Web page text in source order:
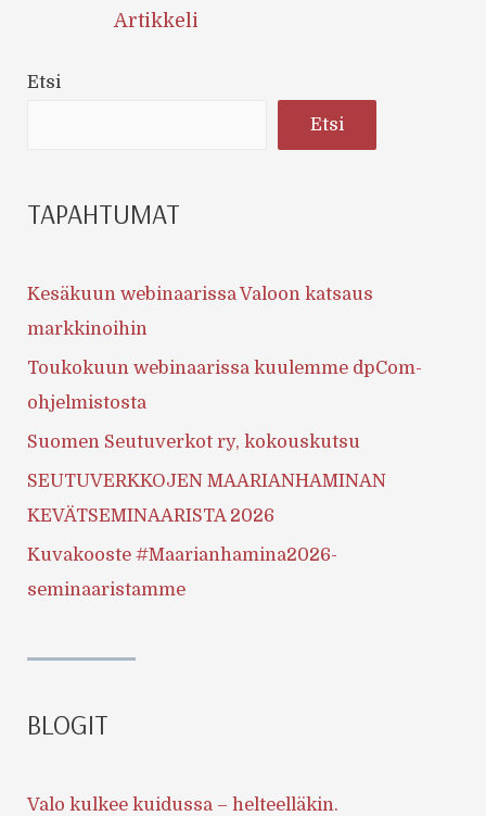
Artikkeli
Etsi
Etsi
TAPAHTUMAT
Kesäkuun webinaarissa Valoon katsaus
markkinoihin
Toukokuun webinaarissa kuulemme dpCom-
ohjelmistosta
Suomen Seutuverkot ry, kokouskutsu
SEUTUVERKKOJEN MAARIANHAMINAN
KEVÄTSEMINAARISTA 2026
Kuvakooste #Maarianhamina2026-
seminaaristamme
BLOGIT
Valo kulkee kuidussa – helteelläkin.